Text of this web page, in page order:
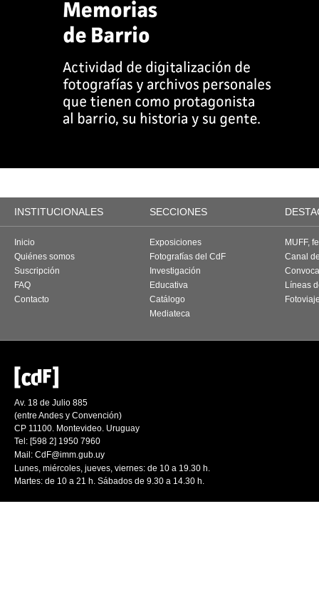
INSTITUCIONALES SECCIONES
Inicio
Quiénes somos
Suscripción
FAQ
Contacto
Exposiciones
Fotografías del CdF
Investigación
Educativa
Catálogo
Mediateca
MUFF,
Canal
Líneas
Av. 18 de Julio 885
(entre Andes y Convención)
CP 11100. Montevideo. Uruguay
Tel: [598 2] 1950 7960
Mail: CdF@imm.gub.uy
Lunes, miércoles, jueves, viernes: de 10 a 19.30 h.
Martes: de 10 a 21 h. Sábados de 9.30 a 14.30 h.